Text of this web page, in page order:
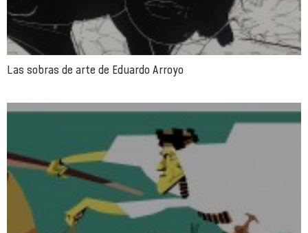
Las sobras de arte de Eduardo Arroyo